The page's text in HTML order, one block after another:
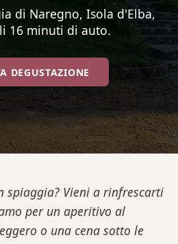
di Naregno, Isola d'Elba,
16 minuti di auto.
DEGUSTAZIONE
spiaggia? Vieni a rinfrescarti
per un aperitivo al
o una cena sotto le